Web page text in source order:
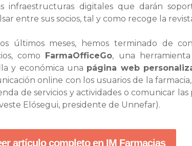
infraestructuras digitales que darán
entre sus socios, tal y como recoge la
últimos meses, hemos terminado de
como
FarmaOfficeGo, una
y económica una página web
online con los usuarios de la
de servicios y actividades o comunicar
Elósegui, presidente de Unnefar).
artículo completo en IM Farmacias